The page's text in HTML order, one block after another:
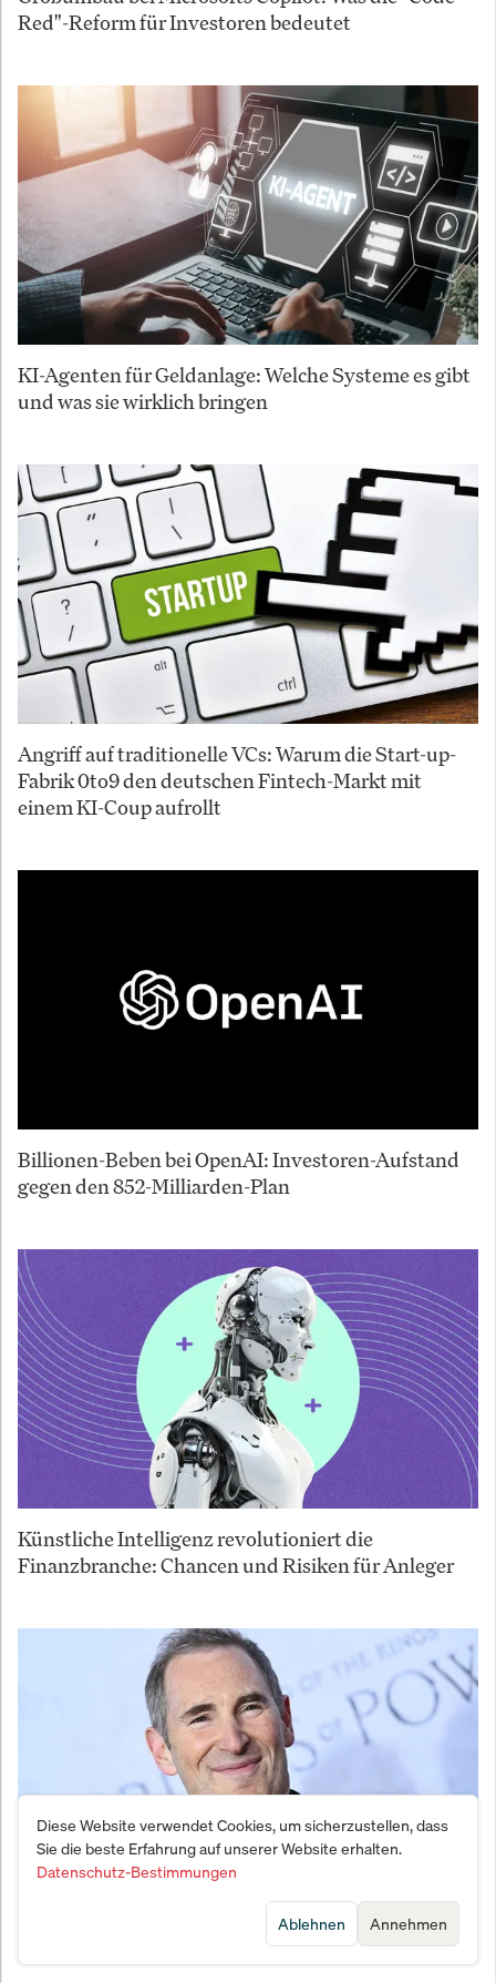
Red"-Reform für Investoren bedeutet
KI-Agenten für Geldanlage: Welche Systeme es gibt
und was sie wirklich bringen
Angriff auf traditionelle VCs: Warum die Start-up-
Fabrik 0to9 den deutschen Fintech-Markt mit
einem KI-Coup aufrollt
Billionen-Beben bei OpenAI: Investoren-Aufstand
gegen den 852-Milliarden-Plan
Künstliche Intelligenz revolutioniert die
Finanzbranche: Chancen und Risiken für Anleger
Nvidias Albtraum: Amazons 50-Milliarden-
Geheimplan entfesselt Kurs-Beben
Diese Website verwendet Cookies, um sicherzustellen, dass
Sie die beste Erfahrung auf unserer Website erhalten.
Datenschutz-Bestimmungen
Annehmen
Ablehnen